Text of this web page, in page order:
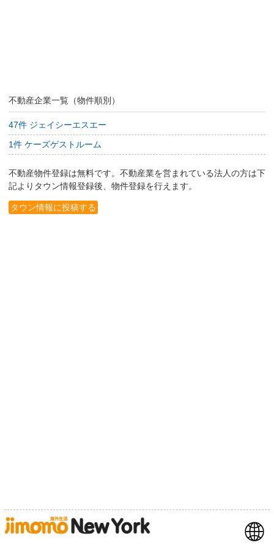
不動産企業一覧（物件順別）
47件 ジェイシーエスエー
1件 ケーズゲストルーム
不動産物件登録は無料です。不動産業を営まれている法人の方は下
記よりタウン情報登録後、物件登録を行えます。
タウン情報に投稿する